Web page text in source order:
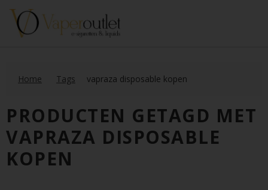
Home Tags vapraza disposable kopen
PRODUCTEN GETAGD MET
VAPRAZA DISPOSABLE
KOPEN